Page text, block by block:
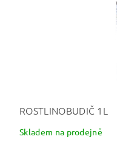
ROSTLINOBUDIČ 1L
Skladem na prodejně